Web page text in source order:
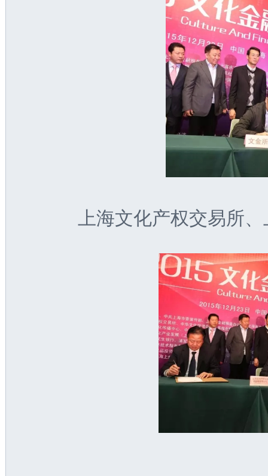
上海文化产权交易所